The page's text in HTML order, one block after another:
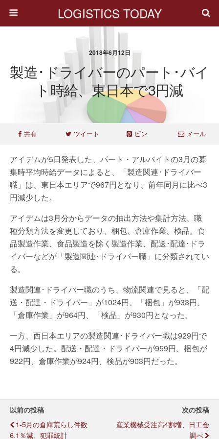
LOGISTICS TODAY
2018年6月12日
製造･ドライバーのパート･バイ
ト時給、東日本で3円減
共有 ツイート ピン メール
アイデムが5日発表した、パート・アルバイトの3月の募
集時平均時給データによると、「製造関連･ドライバー
職」は、東日本エリアで967円となり、前年同月に比べ3
円減少した。
アイデムは3月分からデータの抽出方法や集計方法、職
種分類方法を変更しており、梱包、倉庫作業、検品、食
品製造作業、食品製造を除く製造作業、配送･配達･ドラ
イバーなどが「製造関連･ドライバー職」に分類されてい
る。
製造関連･ドライバー職のうち、物流関連で見ると、「配
送・配達・ドライバー」が1024円、「梱包」が933円、
「倉庫作業」が964円、「検品」が930円となった。
一方、西日本エリアの製造関連･ドライバー職は929円で
4円減少した。配送・配達・ドライバーが959円、梱包が
922円、倉庫作業が924円、検品が903円だった。
以前の投稿
1-5月の倉庫荒らし件数
6.1％減、犯罪統計
次の投稿
産業機械受注高4割増、日工会
調べ